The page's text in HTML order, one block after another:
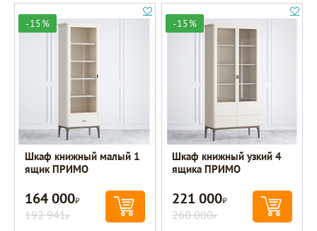
-15%
Шкаф книжный малый 1
ящик ПРИМО
164 000Р
192 941Р
-15%
Шкаф книжный узкий 4
ящика ПРИМО
221 000Р
260 000Р